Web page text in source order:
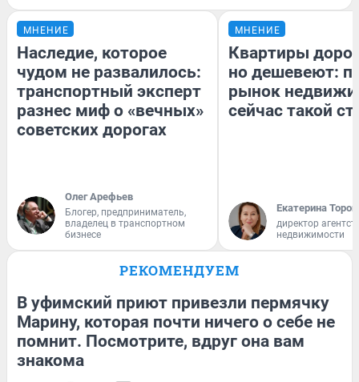
МНЕНИЕ
Наследие, которое
чудом не развалилось:
транспортный эксперт
разнес миф о «вечных»
советских дорогах
Олег Арефьев
Блогер, предприниматель,
владелец в транспортном
бизнесе
МНЕНИЕ
Квартиры
но дешевеют:
рынок
сейчас такой
Екатерина
директор
недвижимости
РЕКОМЕНДУЕМ
В уфимский приют привезли пермячку
Марину, которая почти ничего о себе не
помнит. Посмотрите, вдруг она вам
знакома